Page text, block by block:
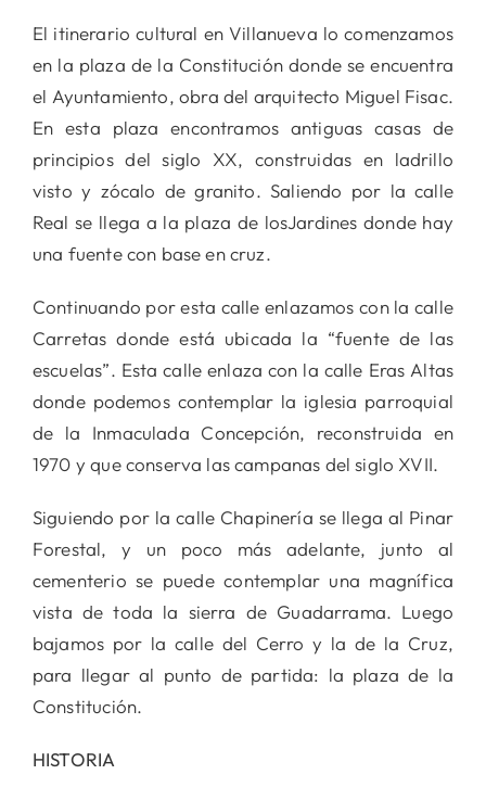
El itinerario cultural en Villanueva lo comenzamos
en la plaza de la Constitución donde se encuentra
el Ayuntamiento, obra del arquitecto Miguel Fisac.
En esta plaza encontramos antiguas casas de
principios del siglo XX, construidas en ladrillo
visto y zócalo de granito. Saliendo por la calle
Real se llega a la plaza de losJardines donde hay
una fuente con base en cruz.
Continuando por esta calle enlazamos con la calle
Carretas donde está ubicada la “fuente de las
escuelas”. Esta calle enlaza con la calle Eras Altas
donde podemos contemplar la iglesia parroquial
de la Inmaculada Concepción, reconstruida en
1970 y que conserva las campanas del siglo XVII.
Siguiendo por la calle Chapinería se llega al Pinar
Forestal, y un poco más adelante, junto al
cementerio se puede contemplar una magnífica
vista de toda la sierra de Guadarrama. Luego
bajamos por la calle del Cerro y la de la Cruz,
para llegar al punto de partida: la plaza de la
Constitución.
HISTORIA